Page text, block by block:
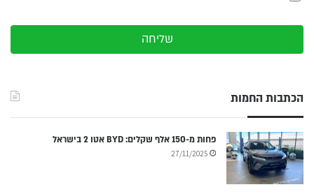
שליחה
הכתבות החמות
פחות מ-150 אלף שקלים: BYD אטו 2 בישראל
27/11/2025